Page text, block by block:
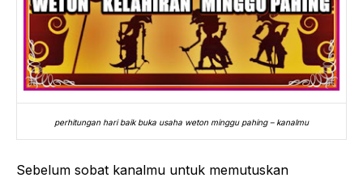
perhitungan hari baik buka usaha weton minggu pahing – kanalmu
Sebelum sobat kanalmu untuk memutuskan